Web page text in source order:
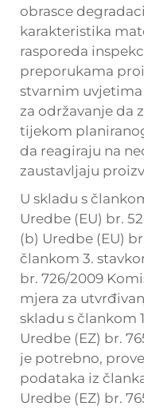
obrasce
karakteristika
rasporeda
preporukama
stvarnim
za održavanje da
tijekom
da reagiraju na
zaustavljaju
U skladu s
Uredbe (EU) br.
(b) Uredbe (EU)
člankom 3.
br. 726/2009
mjera za
skladu s člankom
Uredbe (EZ) br.
je potrebno,
podataka iz
Uredbe (EZ) br.